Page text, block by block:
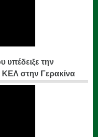
την
στην Γερακίνα